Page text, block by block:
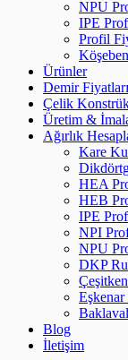
NPU
IPE
Profil
Ürünler
Demir Fiyatları
Çelik
Üretim &
Ağırlık
Kare
HEA
HEB
IPE
NPI
NPU
DKP
Eşkenar
Blog
İletişim